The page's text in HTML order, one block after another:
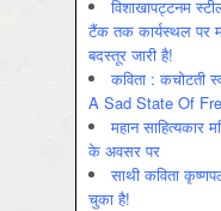
विशाखापट्टनम
टैंक तक कार्यस्थल पर
बदस्तूर जारी है!
कविता : कचोटती
A Sad State Of
महान साहित्यकार
के अवसर पर
साथी कविता
चुका है!